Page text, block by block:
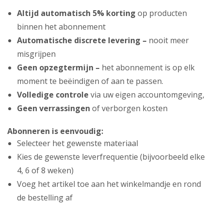
Altijd automatisch 5% korting op producten
binnen het abonnement
Automatische discrete levering – nooit meer
misgrijpen
Geen opzegtermijn – het abonnement is op elk
moment te beëindigen of aan te passen.
Volledige controle via uw eigen accountomgeving,
Geen verrassingen of verborgen kosten
Abonneren is eenvoudig:
Selecteer het gewenste materiaal
Kies de gewenste leverfrequentie (bijvoorbeeld elke
4, 6 of 8 weken)
Voeg het artikel toe aan het winkelmandje en rond
de bestelling af